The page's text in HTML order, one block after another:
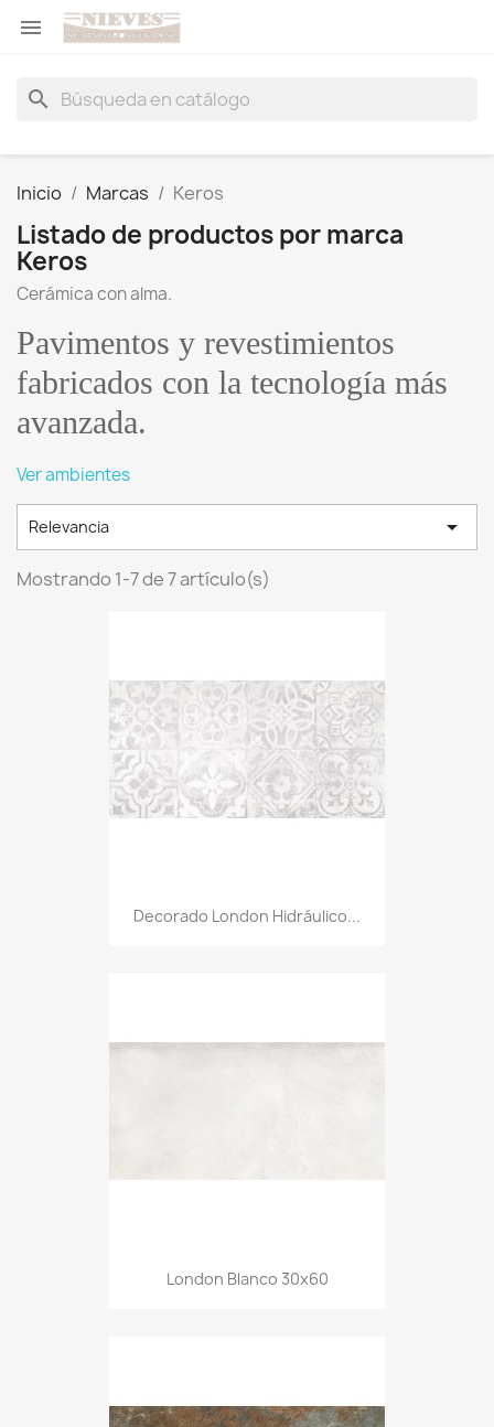

search
Inicio Marcas Keros
Listado de productos por marca
Keros
Cerámica con alma.
Pavimentos y revestimientos
fabricados con la tecnología más
avanzada.
Ver ambientes
Relevancia 
Mostrando 1-7 de 7 artículo(s)
Decorado London Hidráulico...
London Blanco 30x60